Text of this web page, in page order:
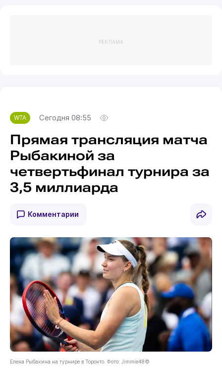
РЕКЛАМА
WTA Сегодня 08:55
Прямая трансляция матча
Рыбакиной за
четвертьфинал турнира за
3,5 миллиарда
Комментарии
Елена Рыбакина на турнире в Торонто. Фото: Jimmie48©